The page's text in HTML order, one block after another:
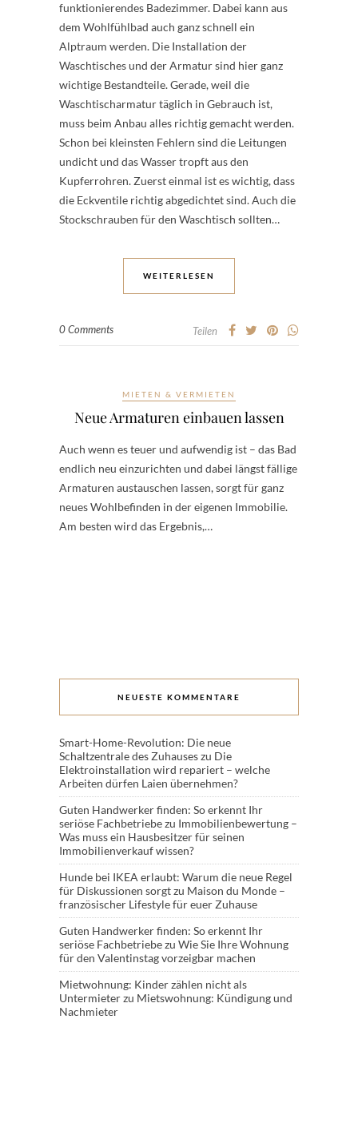
funktionierendes Badezimmer. Dabei kann aus
dem Wohlfühlbad auch ganz schnell ein
Alptraum werden. Die Installation der
Waschtisches und der Armatur sind hier ganz
wichtige Bestandteile. Gerade, weil die
Waschtischarmatur täglich in Gebrauch ist,
muss beim Anbau alles richtig gemacht werden.
Schon bei kleinsten Fehlern sind die Leitungen
undicht und das Wasser tropft aus den
Kupferrohren. Zuerst einmal ist es wichtig, dass
die Eckventile richtig abgedichtet sind. Auch die
Stockschrauben für den Waschtisch sollten…
WEITERLESEN
0 Comments Teilen
MIETEN & VERMIETEN
Neue Armaturen einbauen lassen
Auch wenn es teuer und aufwendig ist – das Bad
endlich neu einzurichten und dabei längst fällige
Armaturen austauschen lassen, sorgt für ganz
neues Wohlbefinden in der eigenen Immobilie.
Am besten wird das Ergebnis,…
NEUESTE KOMMENTARE
Smart-Home-Revolution: Die neue
Schaltzentrale des Zuhauseszu Die
Elektroinstallation wird repariert – welche
Arbeiten dürfen Laien übernehmen?
Guten Handwerker finden: So erkennt Ihr
seriöse Fachbetriebezu Immobilienbewertung –
Was muss ein Hausbesitzer für seinen
Immobilienverkauf wissen?
Hunde bei IKEA erlaubt: Warum die neue Regel
für Diskussionen sorgtzu Maison du Monde –
französischer Lifestyle für euer Zuhause
Guten Handwerker finden: So erkennt Ihr
seriöse Fachbetriebezu Wie Sie Ihre Wohnung
für den Valentinstag vorzeigbar machen
Mietwohnung: Kinder zählen nicht als
Untermieterzu Mietswohnung: Kündigung und
Nachmieter